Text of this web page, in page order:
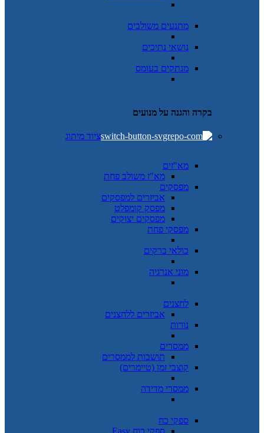
מתנעים משולבים
נושאי נתיכים
מנתקים בעומס
בקרה והגנה על מנועים
ציוד מיתוג
מא"זים
מא"ז משולב פחת
מפסקים
אביזרים למפסקים
מפסק קומפלט
מפסקים יצוקים
מפסקי פחת
כולאי ברקים
מוני אנרגיה
לחצנים
אביזרים ללחצנים
נורות
ממסרים
תושבות לממסרים
קוצבי זמן (טיימרים)
ממסרי מדידה
ספקי כח
ספקי כוח Easy